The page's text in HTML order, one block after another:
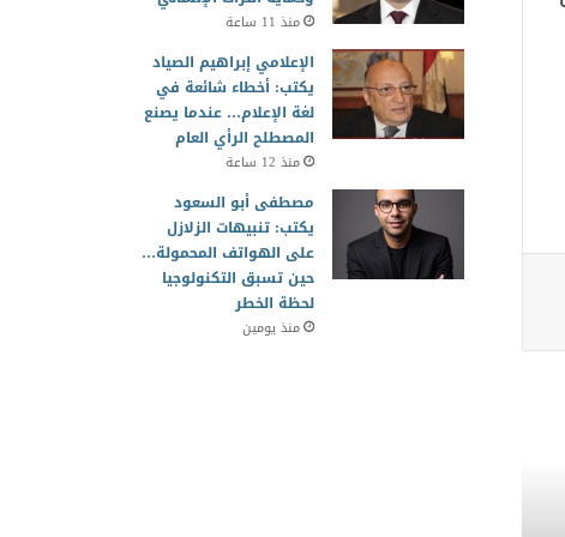
منذ 11 ساعة
الإعلامي إبراهيم الصياد
يكتب: أخطاء شائعة في
لغة الإعلام… عندما يصنع
المصطلح الرأي العام
منذ 12 ساعة
مصطفى أبو السعود
يكتب: تنبيهات الزلازل
على الهواتف المحمولة…
حين تسبق التكنولوجيا
لحظة الخطر
منذ يومين